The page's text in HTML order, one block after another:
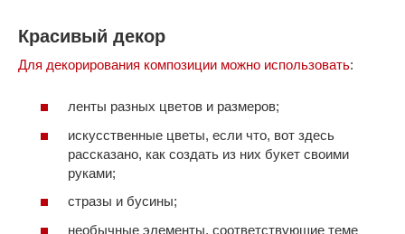
Красивый декор
Для декорирования композиции можно использовать:
ленты разных цветов и размеров;
искусственные цветы, если что, вот здесь
рассказано, как создать из них букет своими
руками;
стразы и бусины;
необычные элементы, соответствующие теме